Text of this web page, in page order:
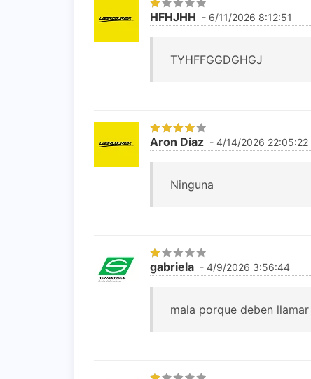
HFHJHH - 6/11/2026 8:12:51
TYHFFGGDGHGJ
Aron Diaz - 4/14/2026 22:05:22
Ninguna
gabriela - 4/9/2026 3:56:44
mala porque deben